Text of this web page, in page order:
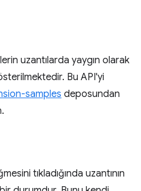
uzantılarda yaygın olarak
Bu API'yi
samples deposundan
tıkladığında uzantının